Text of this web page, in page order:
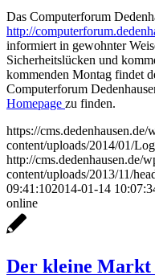
Das Computerforum
http://
informiert in gewohnter
Sicherheitslücken und
kommenden Montag findet
Computerforum
Homepage zu finden.
https://cms.dedenhausen.de/
content/uploads/2014/01/
http://cms.dedenhausen.de/
content/uploads/2013/11/
09:41:102014-01-14
online
Der kleine Markt